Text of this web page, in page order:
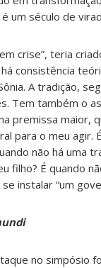
um século de
crise”, teria
á consistência
A tradição,
Tem também o
premissa maior,
para o meu agir.
não há uma
filho? É quando
instalar “um
no simpósio